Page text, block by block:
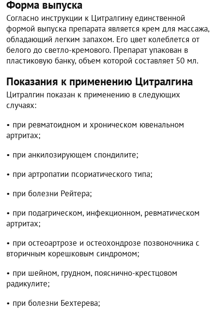
Форма выпуска
Согласно инструкции к Цитралгину единственной
формой выпуска препарата является крем для массажа,
обладающий легким запахом. Его цвет колеблется от
белого до светло-кремового. Препарат упакован в
пластиковую банку, объем которой составляет 50 мл.
Показания к применению Цитралгина
Цитралгин показан к применению в следующих
случаях:
• при ревматоидном и хроническом ювенальном
артритах;
• при анкилозирующем спондилите;
• при артропатии псориатического типа;
• при болезни Рейтера;
• при подагрическом, инфекционном, ревматическом
артритах;
• при остеоартрозе и остеохондрозе позвоночника с
вторичным корешковым синдромом;
• при шейном, грудном, пояснично-крестцовом
радикулите;
• при болезни Бехтерева;